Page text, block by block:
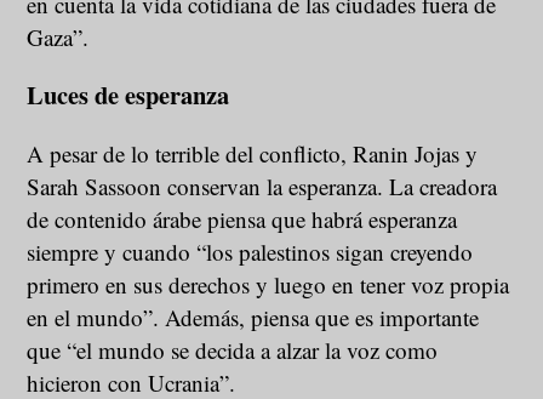
Gaza”.
Luces de esperanza
A pesar de lo terrible del conflicto, Ranin Jojas y
Sarah Sassoon conservan la esperanza. La creadora
de contenido árabe piensa que habrá esperanza
siempre y cuando “los palestinos sigan creyendo
primero en sus derechos y luego en tener voz propia
en el mundo”. Además, piensa que es importante
que “el mundo se decida a alzar la voz como
hicieron con Ucrania”.